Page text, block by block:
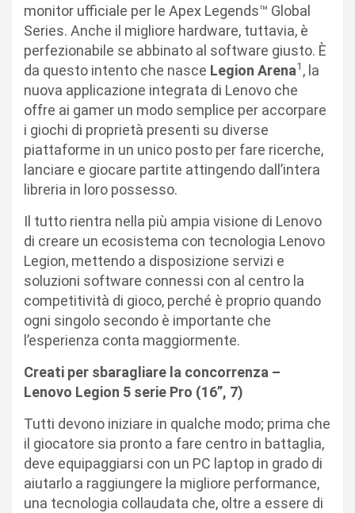
monitor ufficiale per le Apex Legends™ Global
Series. Anche il migliore hardware, tuttavia, è
perfezionabile se abbinato al software giusto. È
da questo intento che nasce Legion Arena1 , la
nuova applicazione integrata di Lenovo che
offre ai gamer un modo semplice per accorpare
i giochi di proprietà presenti su diverse
piattaforme in un unico posto per fare ricerche,
lanciare e giocare partite attingendo dall’intera
libreria in loro possesso.
Il tutto rientra nella più ampia visione di Lenovo
di creare un ecosistema con tecnologia Lenovo
Legion, mettendo a disposizione servizi e
soluzioni software connessi con al centro la
competitività di gioco, perché è proprio quando
ogni singolo secondo è importante che
l’esperienza conta maggiormente.
Creati per sbaragliare la concorrenza –
Lenovo Legion 5 serie Pro (16”, 7)
Tutti devono iniziare in qualche modo; prima che
il giocatore sia pronto a fare centro in battaglia,
deve equipaggiarsi con un PC laptop in grado di
aiutarlo a raggiungere la migliore performance,
una tecnologia collaudata che, oltre a essere di